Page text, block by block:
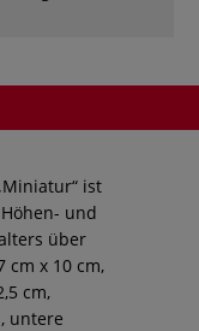
ist
und
über
cm x 10 cm,
cm,
untere